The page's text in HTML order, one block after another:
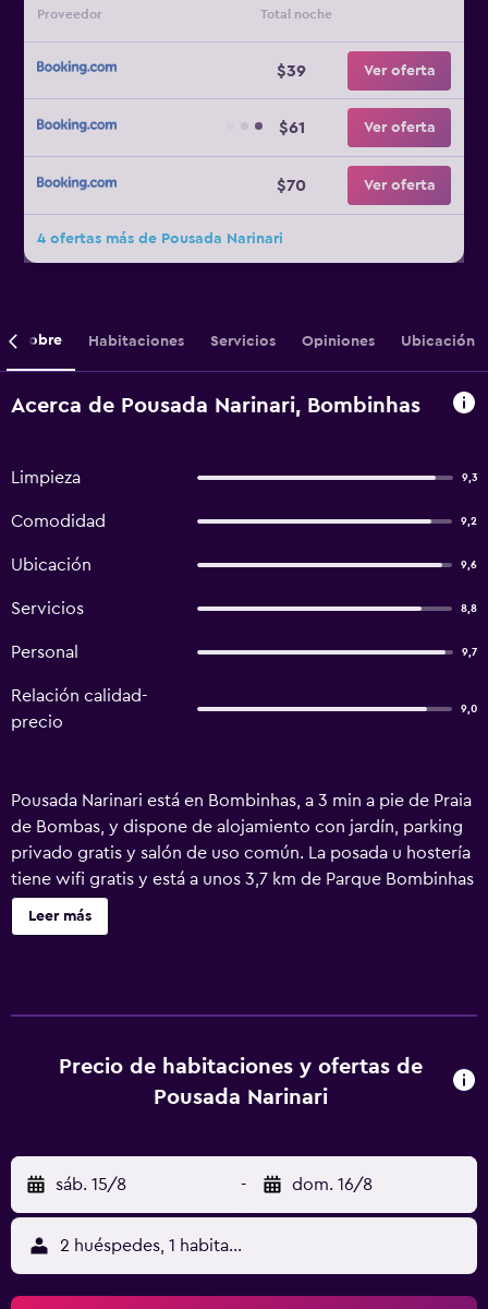
Proveedor Total noche
$39 Ver oferta
$61 Ver oferta
$70 Ver oferta
4 ofertas más de Pousada Narinari
Sobre Habitaciones Servicios Opiniones Ubicación
Acerca de Pousada Narinari, Bombinhas
Limpieza 9,3
Comodidad 9,2
Ubicación 9,6
Servicios 8,8
Personal 9,7
Relación calidad-
precio
9,0
Pousada Narinari está en Bombinhas, a 3 min a pie de Praia
de Bombas, y dispone de alojamiento con jardín, parking
privado gratis y salón de uso común. La posada u hostería
tiene wifi gratis y está a unos 3,7 km de Parque Bombinhas
y a 19 km de Estación de autobús de Itapema. El
alojamiento ofrece servicio de habitaciones,
pantalla plana y aire acondicionado. Algunas de las
habitaciones cuentan con terraza. En Pousada Narinari, las
municipales está a 34 km del alojamiento, y Teleférico está
a 34 km. El aeropuerto (Aeropuerto de Navegantes-
Ministro Victor Konder) está a 49 km, y el alojamiento
ofrece servicio de traslado de pago para ir o volver del
aeropuerto.
Leer más
Precio de habitaciones y ofertas de
Pousada Narinari
sáb. 15/8 - dom. 16/8
2 huéspedes, 1 habitación